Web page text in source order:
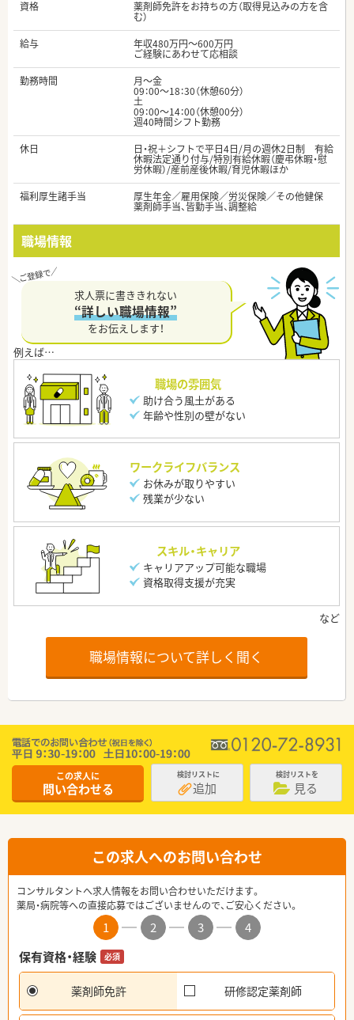
資格 薬剤師免許をお持ちの方（取得見込みの方を含
む）
給与
年収480万円～600万円
ご経験にあわせて応相談
勤務時間
月～金
09：00～18：30（休憩60分）
土
09：00～14：00（休憩00分）
週40時間シフト勤務
休日
日・祝＋シフトで平日4日/月の週休2日制 有給
休暇法定通り付与/特別有給休暇（慶弔休暇・慰
労休暇）/産前産後休暇/育児休暇ほか
福利厚生諸手当
厚生年金／雇用保険／労災保険／その他健保
薬剤師手当、皆勤手当、調整給
職場情報
求人票に書ききれない
“詳しい職場情報”
をお伝えします！
職場の雰囲気
助け合う風土がある
年齢や性別の壁がない
ワークライフバランス
お休みが取りやすい
残業が少ない
スキル・キャリア
キャリアアップ可能な職場
資格取得支援が充実
職場情報について詳しく聞く
この求人に
問い合わせる
検討リストに
追加
検討リストを
見る
この求人へのお問い合わせ
コンサルタントへ求人情報をお問い合わせいただけます。
薬局・病院等への直接応募ではございませんので、ご安心ください。
1 2 3
4
保有資格・経験
必須
薬剤師免許 研修認定薬剤師